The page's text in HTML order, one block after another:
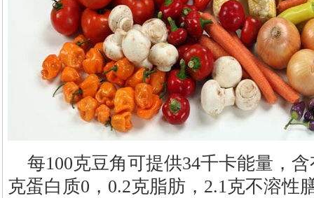
每100克豆角可提供34千卡能量，
克蛋白质0，0.2克脂肪，2.1克不溶性